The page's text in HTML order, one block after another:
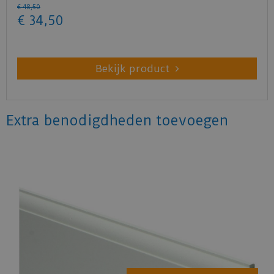
€ 48,50
€ 34,50
Bekijk product
Extra benodigdheden toevoegen